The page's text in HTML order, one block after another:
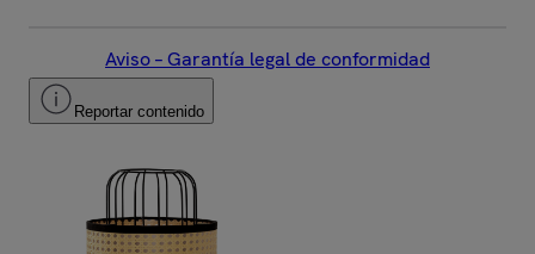
Aviso – Garantía legal de conformidad
Reportar contenido